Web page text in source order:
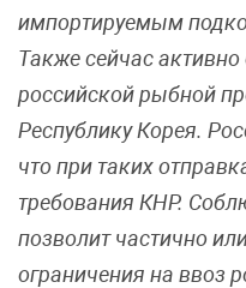
импортируемым
Также сейчас
российской рыбной
Республику Корея.
что при таких
требования КНР.
позволит частично
ограничения на ввоз